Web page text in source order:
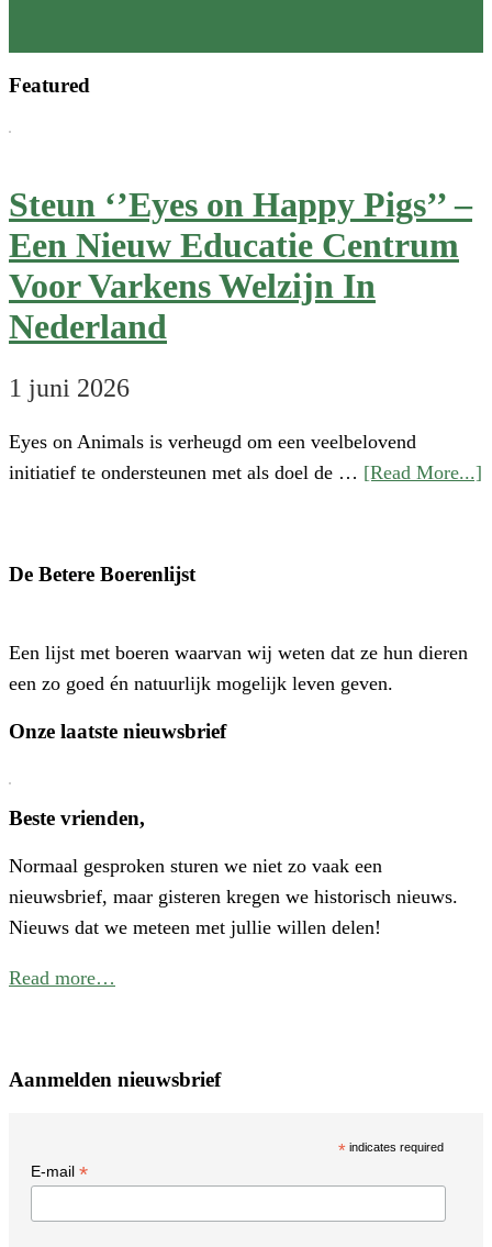
Featured
Steun ‘’Eyes on Happy Pigs’’ –
Een Nieuw Educatie Centrum
Voor Varkens Welzijn In
Nederland
1 juni 2026
Eyes on Animals is verheugd om een veelbelovend
initiatief te ondersteunen met als doel de … [Read More...]
De Betere Boerenlijst
Een lijst met boeren waarvan wij weten dat ze hun dieren
een zo goed én natuurlijk mogelijk leven geven.
Onze laatste nieuwsbrief
Beste vrienden,
Normaal gesproken sturen we niet zo vaak een
nieuwsbrief, maar gisteren kregen we historisch nieuws.
Nieuws dat we meteen met jullie willen delen!
Read more…
Aanmelden nieuwsbrief
* indicates required
E-mail *